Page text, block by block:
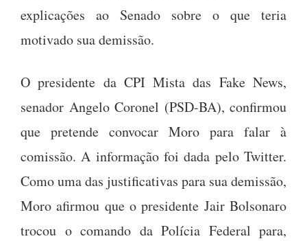
explicações ao Senado sobre o que teria
motivado sua demissão.
O presidente da CPI Mista das Fake News,
senador Angelo Coronel (PSD-BA), confirmou
que pretende convocar Moro para falar à
comissão. A informação foi dada pelo Twitter.
Como uma das justificativas para sua demissão,
Moro afirmou que o presidente Jair Bolsonaro
trocou o comando da Polícia Federal para,